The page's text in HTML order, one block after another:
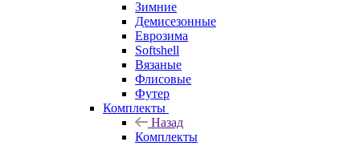
Зимние
Демисезонные
Еврозима
Softshell
Вязаные
Флисовые
Футер
Комплекты
Назад
Комплекты